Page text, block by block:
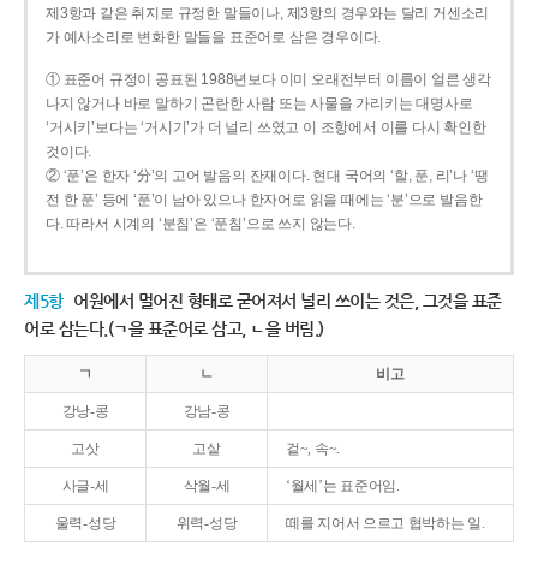
제3항과 같은 취지로 규정한 말들이나, 제3항의 경우와는 달리 거센소리
가 예사소리로 변화한 말들을 표준어로 삼은 경우이다.
① 표준어 규정이 공표된 1988년보다 이미 오래전부터 이름이 얼른 생각
나지 않거나 바로 말하기 곤란한 사람 또는 사물을 가리키는 대명사로
‘거시키’보다는 ‘거시기’가 더 널리 쓰였고 이 조항에서 이를 다시 확인한
것이다.
② ‘푼’은 한자 ‘分’의 고어 발음의 잔재이다. 현대 국어의 ‘할, 푼, 리’나 ‘땡
전 한 푼’ 등에 ‘푼’이 남아 있으나 한자어로 읽을 때에는 ‘분’으로 발음한
다. 따라서 시계의 ‘분침’은 ‘푼침’으로 쓰지 않는다.
제5항 어원에서 멀어진 형태로 굳어져서 널리 쓰이는 것은, 그것을 표준
어로 삼는다.(ㄱ을 표준어로 삼고, ㄴ을 버림.)
ㄱ ㄴ 비고
강낭-콩 강남-콩
고삿 고샅 겉~, 속~.
사글-세 삭월-세 ‘월세’는 표준어임.
울력-성당 위력-성당 떼를 지어서 으르고 협박하는 일.